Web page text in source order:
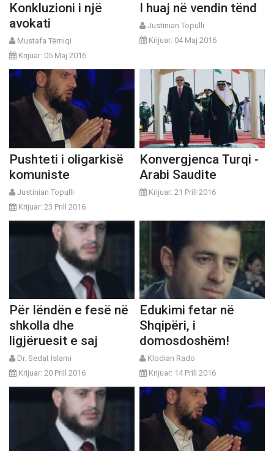
Konkluzioni i një
avokati
Mustafa Tërniqi
Krijuar: 05 Maj 2016
I huaj në vendin tënd
Justinian Topulli
Krijuar: 04 Maj 2016
Pushteti i oligarkisë
komuniste
Justinian Topulli
Krijuar: 23 Prill 2016
Konvergjenca Turqi -
Arabi Saudite
Krijuar: 21 Prill 2016
Për lëndën e fesë në
shkolla dhe
ligjëruesit e saj
Dr. Sedat Islami
Krijuar: 20 Prill 2016
Edukimi fetar në
Shqipëri, i
domosdoshëm!
Klodian Rado
Krijuar: 14 Prill 2016